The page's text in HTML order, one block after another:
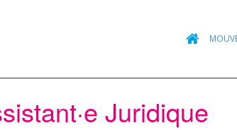
Juridique